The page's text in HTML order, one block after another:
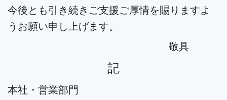
今後とも引き続きご支援ご厚情を賜りますよ
うお願い申し上げます。
敬具
記
本社・営業部門